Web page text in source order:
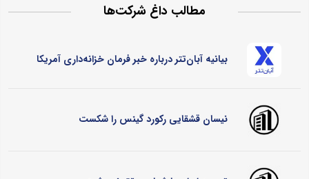
مطالب داغ شرکت‌ها
بیانیه آبان‌تتر درباره خبر فرمان خزانه‌داری آمریکا
نیسان قشقایی رکورد گینس را شکست